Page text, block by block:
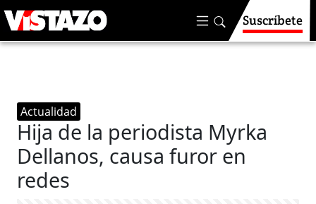
Suscríbete
Actualidad
Hija de la periodista Myrka
Dellanos, causa furor en
redes